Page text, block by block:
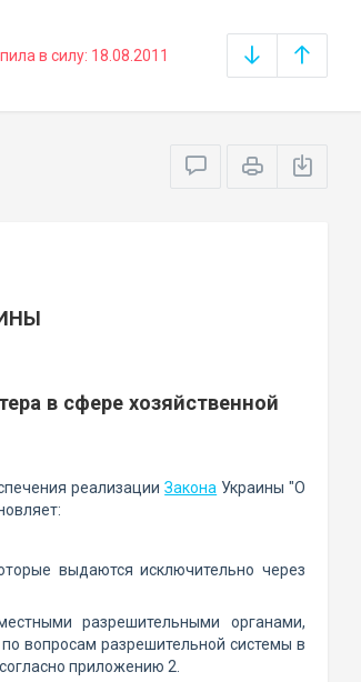
в силу: 18.08.2011
в сфере хозяйственной
реализацииЗакона Украины "О
выдаются исключительно через
разрешительными органами,
вопросам разрешительной системы в
приложению 2.